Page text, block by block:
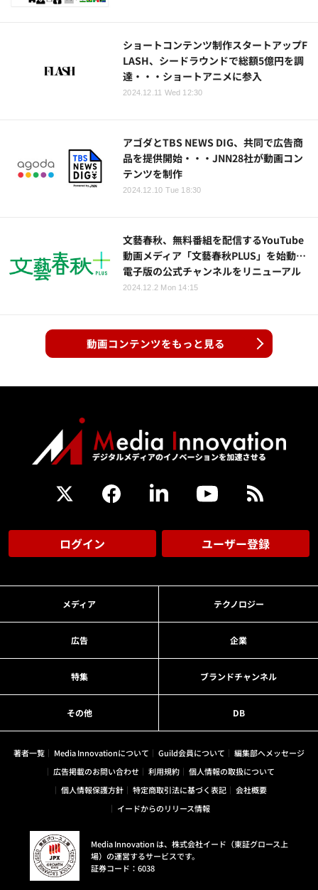
ショートコンテンツ制作スタートアップF
LASH、シードラウンドで総額5億円を調
達・・・ショートアニメに参入
2024.12.11 Wed 12:30
アゴダとTBS NEWS DIG、共同で広告商
品を提供開始・・・JNN28社が動画コン
テンツを制作
2024.12.10 Tue 18:30
文藝春秋、無料番組を配信するYouTube
動画メディア「文藝春秋PLUS」を始動…
電子版の公式チャンネルをリニューアル
2024.12.2 Mon 14:15
動画コンテンツをもっと見る
ログイン ユーザー登録
メディア テクノロジー
広告 企業
特集 ブランドチャンネル
その他 DB
著者一覧 Media Innovationについて Guild会員について
編集部へメッセージ
広告掲載のお問い合わせ
利用規約
個人情報の取扱について
個人情報保護方針
特定商取引法に基づく表記
会社概要
イードからのリリース情報
Media Innovation は、株式会社イード（東証グロース上
場）の運営するサービスです。
証券コード：6038